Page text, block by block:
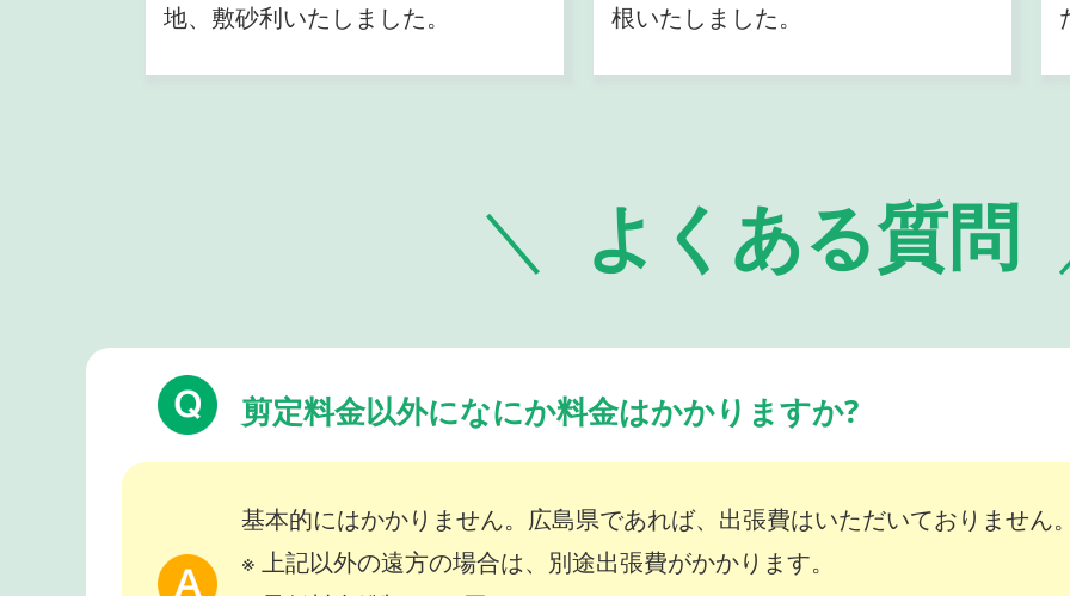
地、敷砂利いたしました。
根いたしました。
よくある質問
剪定料金以外になにか料金はかかりますか?
基本的にはかかりません。広島県であれば、出張費はいただいておりません
※ 上記以外の遠方の場合は、別途出張費がかかります。